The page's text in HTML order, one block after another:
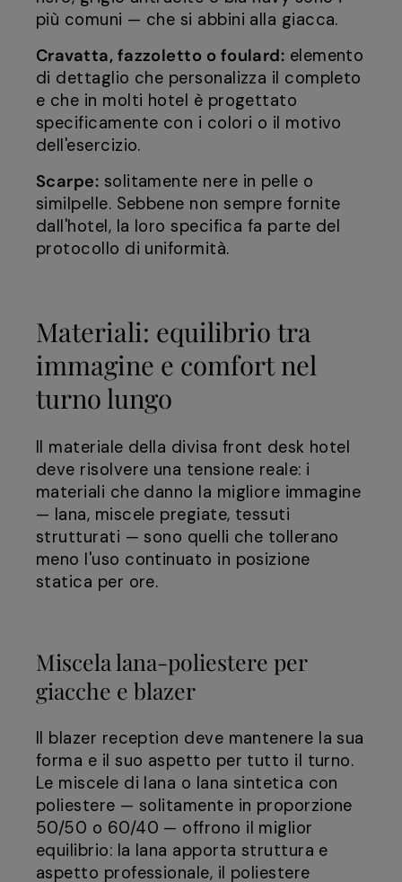
più comuni — che si abbini alla giacca.
Cravatta, fazzoletto o foulard: elemento
di dettaglio che personalizza il completo
e che in molti hotel è progettato
specificamente con i colori o il motivo
dell'esercizio.
Scarpe: solitamente nere in pelle o
similpelle. Sebbene non sempre fornite
dall'hotel, la loro specifica fa parte del
protocollo di uniformità.
Materiali: equilibrio tra
immagine e comfort nel
turno lungo
Il materiale della divisa front desk hotel
deve risolvere una tensione reale: i
materiali che danno la migliore immagine
— lana, miscele pregiate, tessuti
strutturati — sono quelli che tollerano
meno l'uso continuato in posizione
statica per ore.
Miscela lana-poliestere per
giacche e blazer
Il blazer reception deve mantenere la sua
forma e il suo aspetto per tutto il turno.
Le miscele di lana o lana sintetica con
poliestere — solitamente in proporzione
50/50 o 60/40 — offrono il miglior
equilibrio: la lana apporta struttura e
aspetto professionale, il poliestere